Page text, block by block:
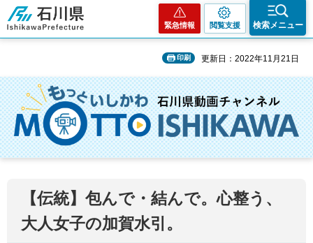
石川県
緊急情報 閲覧支援 検索メニュー
印刷 更新日：2022年11月21日
【伝統】包んで・結んで。心整う、
大人女子の加賀水引。